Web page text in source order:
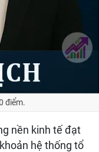
điểm.
nền kinh tế đạt
hệ thống tổ